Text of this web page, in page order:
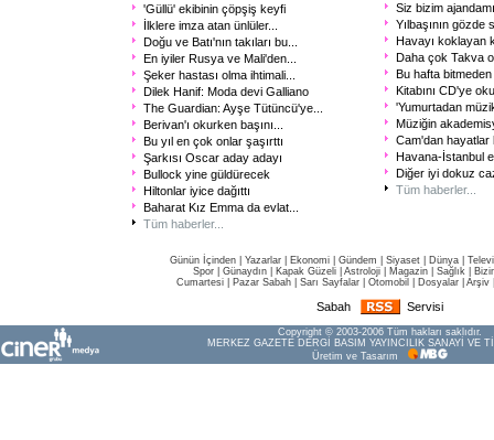
'Güllü' ekibinin çöpşiş keyfi
İlklere imza atan ünlüler...
Doğu ve Batı'nın takıları bu...
En iyiler Rusya ve Mali'den...
Şeker hastası olma ihtimali...
Dilek Hanif: Moda devi Galliano
The Guardian: Ayşe Tütüncü'ye...
Berivan'ı okurken başını...
Bu yıl en çok onlar şaşırttı
Şarkısı Oscar aday adayı
Bullock yine güldürecek
Hiltonlar iyice dağıttı
Baharat Kız Emma da evlat...
Tüm haberler...
Siz bizim
Yılbaşının gözde
Havayı koklayan
Daha çok Takva
Bu hafta
Kitabını CD'ye
'Yumurtadan
Müziğin
Cam'dan hayatlar
Havana-İstanbul
Diğer iyi dokuz
Tüm haberler...
Günün İçinden Yazarlar Ekonomi Gündem Siyaset Dünya |
Spor
Günaydın Kapak Güzeli Astroloji Magazin Sağlık
Cumartesi
Pazar Sabah Sarı Sayfalar Otomobil Dosyalar Arşiv
Sabah Servisi
Copyright © 2003-2006 Tüm hakları saklıdır.
MERKEZ GAZETE DERGİ BASIM YAYINCILIK SANAYİ VE
Üretim ve Tasarım